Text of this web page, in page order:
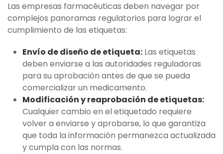
Las empresas farmacéuticas deben navegar por
complejos panoramas regulatorios para lograr el
cumplimiento de las etiquetas:
Envío de diseño de etiqueta: Las etiquetas
deben enviarse a las autoridades reguladoras
para su aprobación antes de que se pueda
comercializar un medicamento.
Modificación y reaprobación de etiquetas:
Cualquier cambio en el etiquetado requiere
volver a enviarse y aprobarse, lo que garantiza
que toda la información permanezca actualizada
y cumpla con las normas.